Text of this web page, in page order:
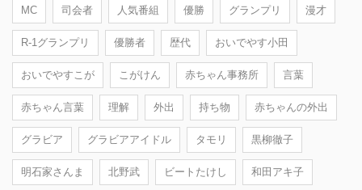
MC 司会者 人気番組 優勝 グランプリ 漫才
R-1グランプリ 優勝者 歴代 おいでやす小田
おいでやすこが こがけん 赤ちゃん事務所 言葉
赤ちゃん言葉 理解 外出 持ち物 赤ちゃんの外出
グラビア グラビアアイドル タモリ 黒柳徹子
明石家さんま 北野武 ビートたけし 和田アキ子